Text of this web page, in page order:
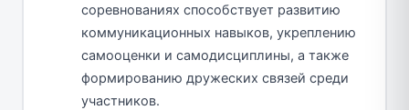
соревнованиях способствует развитию
коммуникационных навыков, укреплению
самооценки и самодисциплины, а также
формированию дружеских связей среди
участников.